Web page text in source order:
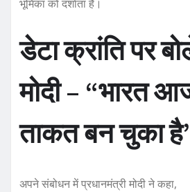
भूमिका को दर्शाता है।
डेटा क्रांति पर
मोदी – “भारत
ताकत बन चुका
अपने संबोधन में प्रधानमंत्री मोदी ने कहा,